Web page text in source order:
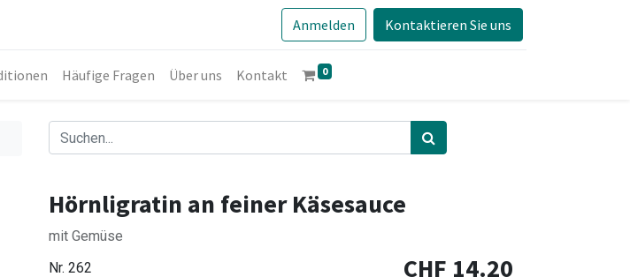
Anmelden Kontaktieren Sie uns
Häufige Fragen Über uns Kontakt 0
Hörnligratin an feiner Käsesauce
mit Gemüse
Nr. 262 CHF 14.20